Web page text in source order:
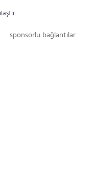
sponsorlu bağlantılar